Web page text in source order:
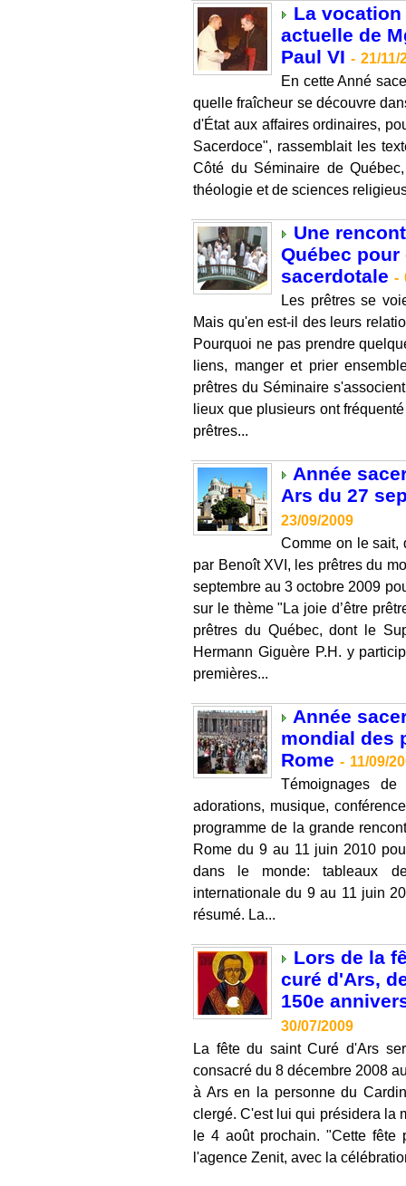
La
actuelle de
Paul VI - 21/11/
En cette Anné
quelle fraîcheur se découvre
d'État aux affaires ordinaires,
Sacerdoce", rassemblait les
Côté du Séminaire de
théologie et de sciences
Une
Québec
sacerdotale -
Les prêtres se
Mais qu'en est-il des leurs
Pourquoi ne pas prendre
liens, manger et prier
prêtres du Séminaire
lieux que plusieurs ont
prêtres...
Année
Ars du 27
23/09/2009
Comme on le sait,
par Benoît XVI, les prêtres du
septembre au 3 octobre 2009
sur le thème "La joie d’être
prêtres du Québec, dont le
Hermann Giguère P.H. y
premières...
Année
mondial des
Rome - 11/09/
Témoignages
adorations, musique,
programme de la grande
Rome du 9 au 11 juin 2010
dans le monde: tableaux
internationale du 9 au 11 juin
résumé. La...
Lors de la
curé d'Ars,
150e
30/07/2009
La fête du saint Curé d'Ars
consacré du 8 décembre 2008
à Ars en la personne du
clergé. C'est lui qui présidera la
le 4 août prochain. "Cette fête
l'agence Zenit, avec la